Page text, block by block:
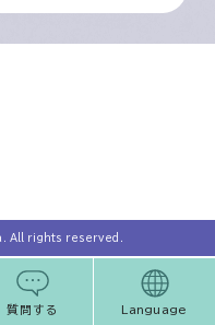
質問する Language
All rights reserved.